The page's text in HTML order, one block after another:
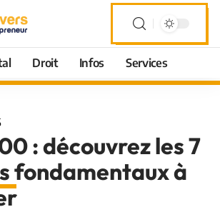
Droit Infos Services
: découvrez les 7
fondamentaux à